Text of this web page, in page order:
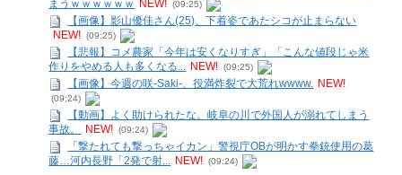
まうｗｗｗｗｗｗ
NEW! (09:25)
【画像】影山優佳さん(25)、下着姿であたシコが止まらない
NEW! (09:25)
【悲報】コメ農家「今年は安くなりすぎ」「こんな値段じゃ米
作りをやめる人も多くなる... NEW! (09:25)
【画像】今週の咲-Saki-、役満炸裂で大荒れwwww. NEW!
(09:24)
【動画】よく助けられたな。岐阜の川で外国人が溺れてしまう
事故。
NEW! (09:24)
「撃たれても撃っちゃイカン」警視庁OBが明かす拳銃使用の葛
藤…河内長野「2発で射... NEW! (09:24)